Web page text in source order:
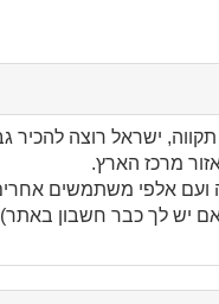
to
collapse
contents
ישראל רוצה להכיר
ועם אלפי משתמשים
יש לך כבר חשבון